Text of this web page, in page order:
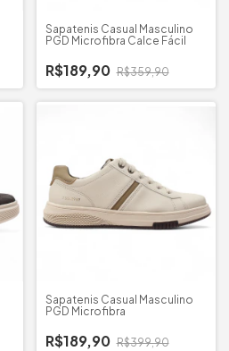
Sapatenis Casual Masculino
PGD Microfibra Calce Fácil
R$189,90 R$359,90
Sapatenis Casual Masculino
PGD Microfibra
R$189,90 R$399,90